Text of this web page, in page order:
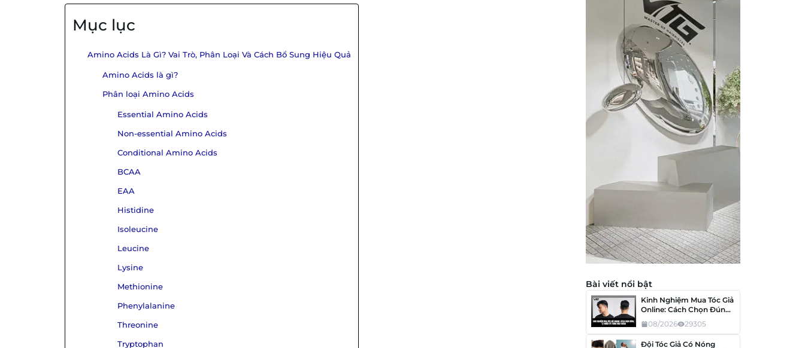
Mục lục
Amino Acids Là Gì? Vai Trò, Phân Loại Và Cách Bổ Sung Hiệu Quả
Amino Acids là gì?
Phân loại Amino Acids
Essential Amino Acids
Non-essential Amino Acids
Conditional Amino Acids
BCAA
EAA
Histidine
Isoleucine
Leucine
Lysine
Methionine
Phenylalanine
Threonine
Tryptophan
Bài viết nổi bật
Kinh Nghiệm Mua Tóc Giả
Online: Cách Chọn Đúng,
Tránh Mua Nhầm
08/2026 29305
Đội Tóc Giả Có Nóng